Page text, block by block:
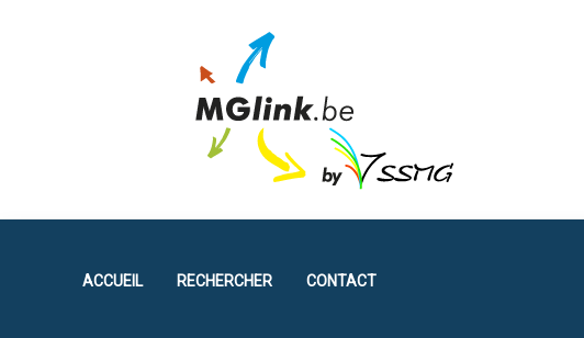
ACCUEIL RECHERCHER CONTACT